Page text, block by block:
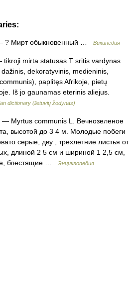
? Мирт обыкновенный … Википедия
mirta statusas T sritis vardynas
dekoratyvinis, medieninis,
paplitęs Afrikoje, pietų
Iš jo gaunamas eterinis aliejus.
dictionary (lietuvių žodynas)
— Myrtus communis L. Вечнозеленое
высотой до 3 4 м. Молодые побеги
серые, дву , трехлетние листья от
длиной 2 5 см и шириной 1 2,5 см,
блестящие …
Энциклопедия